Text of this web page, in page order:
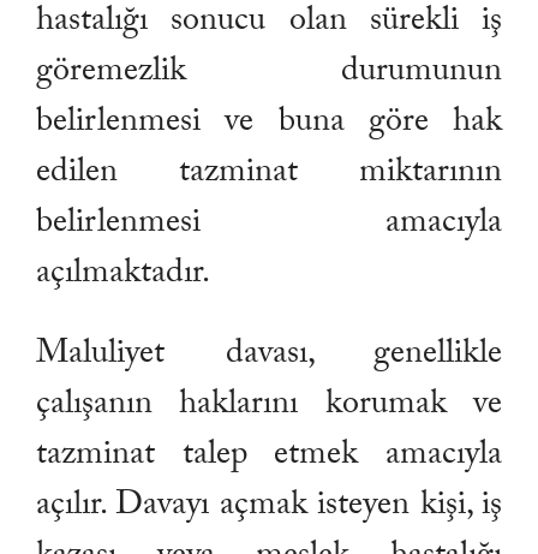
hastalığı sonucu olan sürekli iş
göremezlik durumunun
belirlenmesi ve buna göre hak
edilen tazminat miktarının
belirlenmesi amacıyla
açılmaktadır.
Maluliyet davası, genellikle
çalışanın haklarını korumak ve
tazminat talep etmek amacıyla
açılır. Davayı açmak isteyen kişi, iş